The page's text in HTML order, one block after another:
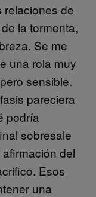
relaciones de
la tormenta,
Se me
una rola muy
sensible.
pareciera
podría
sobresale
del
Esos
una